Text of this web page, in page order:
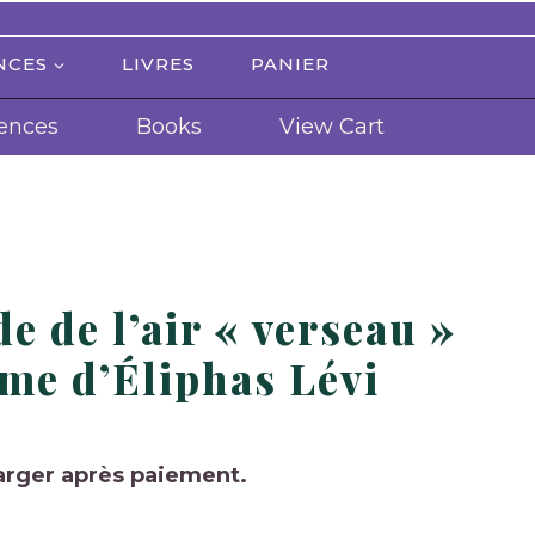
LIVRES PANIER
Books View Cart
de l’air « verseau »
d’Éliphas Lévi
après paiement.